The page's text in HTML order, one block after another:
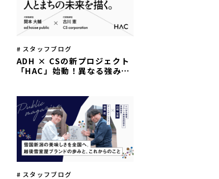
# スタッフブログ
ADH × CSの新プロジェクト
「HAC」始動！異なる強みを
ュー
# スタッフブログ